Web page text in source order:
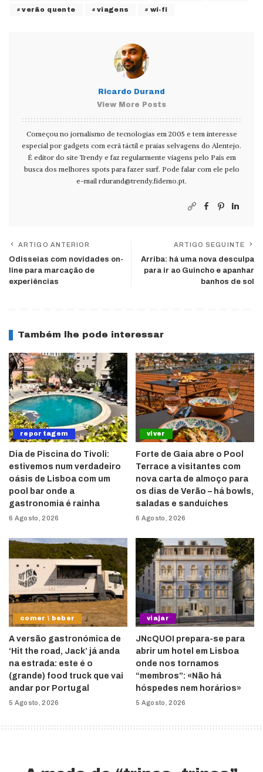
verão quente viagens wi-fi
Ricardo Durand
View More Posts
Começou no jornalismo de tecnologias em 2005 e tem interesse
especial por gadgets com ecrã táctil e praias selvagens do Alentejo.
É editor do site Trendy e faz regularmente viagens pelo País em
busca dos melhores spots para fazer surf. Pode falar com ele pelo
e-mail rdurand@trendy.fidemo.pt.
ARTIGO ANTERIOR
Odisseias com novidades on-
line para marcação de
experiências
ARTIGO SEGUINTE
Arriba: há uma nova desculpa
para ir ao Guincho e apanhar
banhos de sol
Também lhe pode interessar
reportagem
Dia de Piscina do Tivoli:
estivemos num verdadeiro
oásis de Lisboa com um
pool bar onde a
gastronomia é rainha
6 Agosto, 2026
viver
Forte de Gaia abre o Pool
Terrace a visitantes com
nova carta de almoço para
os dias de Verão – há bowls,
saladas e sanduíches
6 Agosto, 2026
comer \ beber
A versão gastronómica de
‘Hit the road, Jack’ já anda
na estrada: este é o
(grande) food truck que vai
andar por Portugal
5 Agosto, 2026
viajar
JNcQUOI prepara-se para
abrir um hotel em Lisboa
onde nos tornamos
“membros”: «Não há
hóspedes nem horários»
5 Agosto, 2026